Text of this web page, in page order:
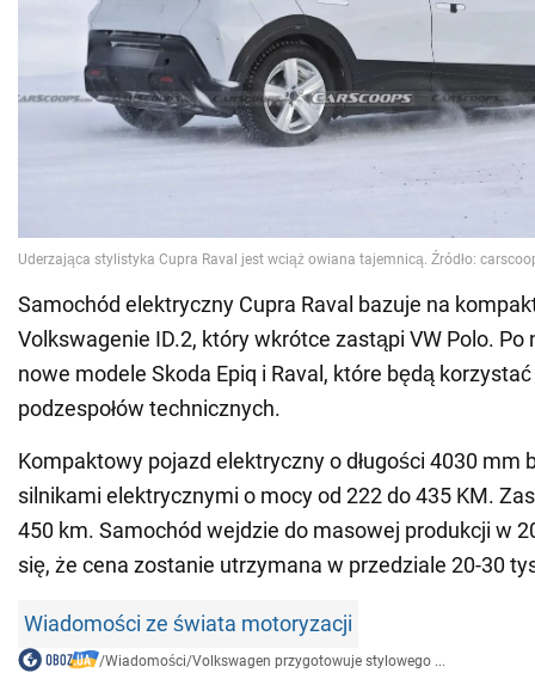
Samochód elektryczny Cupra Raval bazuje na
Volkswagenie ID.2, który wkrótce zastąpi VW Polo. Po
nowe modele Skoda Epiq i Raval, które będą
podzespołów technicznych.
Kompaktowy pojazd elektryczny o długości 4030 mm
silnikami elektrycznymi o mocy od 222 do 435 KM.
450 km. Samochód wejdzie do masowej produkcji w
się, że cena zostanie utrzymana w przedziale 20-30
Wiadomości ze świata motoryzacji
/Wiadomości/Volkswagen przygotowuje stylowego ...